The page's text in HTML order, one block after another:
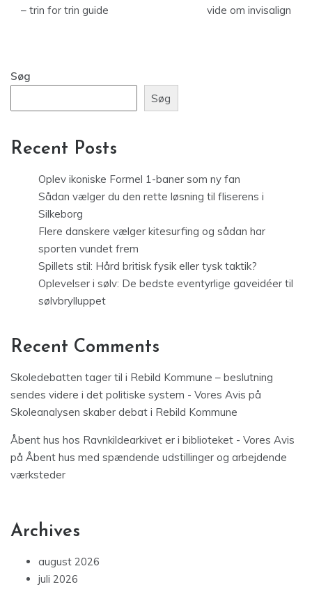
– trin for trin guide
vide om invisalign
Søg
Søg
Recent Posts
Oplev ikoniske Formel 1-baner som ny fan
Sådan vælger du den rette løsning til fliserens i
Silkeborg
Flere danskere vælger kitesurfing og sådan har
sporten vundet frem
Spillets stil: Hård britisk fysik eller tysk taktik?
Oplevelser i sølv: De bedste eventyrlige gaveidéer til
sølvbrylluppet
Recent Comments
Skoledebatten tager til i Rebild Kommune – beslutning
sendes videre i det politiske system - Vores Avis på
Skoleanalysen skaber debat i Rebild Kommune
Åbent hus hos Ravnkildearkivet er i biblioteket - Vores Avis
på Åbent hus med spændende udstillinger og arbejdende
værksteder
Archives
august 2026
juli 2026